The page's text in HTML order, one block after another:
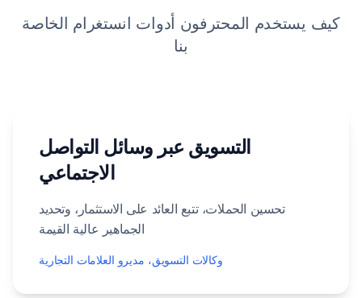
كيف يستخدم المحترفون أدوات انستغرام الخاصة
بنا
التسويق عبر وسائل التواصل
الاجتماعي
تحسين الحملات، تتبع العائد على الاستثمار، وتحديد
الجماهير عالية القيمة
وكالات التسويق، مديرو العلامات التجارية